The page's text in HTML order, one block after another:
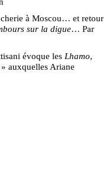
à Moscou… et retour
sur la digue… Par
évoque les Lhamo,
auxquelles Ariane